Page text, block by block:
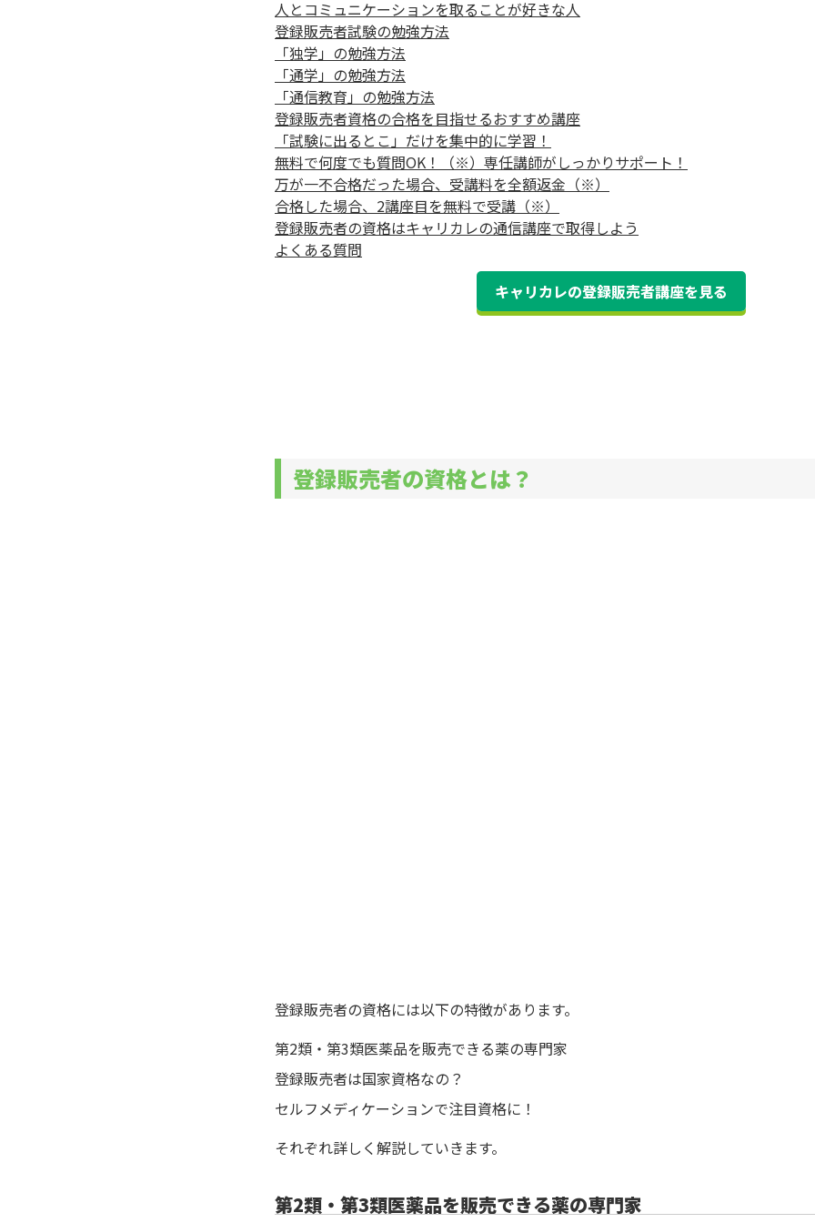
人とコミュニケーションを取ることが好きな人
登録販売者試験の勉強方法
「独学」の勉強方法
「通学」の勉強方法
「通信教育」の勉強方法
登録販売者資格の合格を目指せるおすすめ講座
「試験に出るとこ」だけを集中的に学習！
無料で何度でも質問OK！（※）専任講師がしっかりサポート！
万が一不合格だった場合、受講料を全額返金（※）
合格した場合、2講座目を無料で受講（※）
登録販売者の資格はキャリカレの通信講座で取得しよう
よくある質問
キャリカレの登録販売者講座を見る
登録販売者の資格とは？
登録販売者の資格には以下の特徴があります。
第2類・第3類医薬品を販売できる薬の専門家
登録販売者は国家資格なの？
セルフメディケーションで注目資格に！
それぞれ詳しく解説していきます。
第2類・第3類医薬品を販売できる薬の専門家